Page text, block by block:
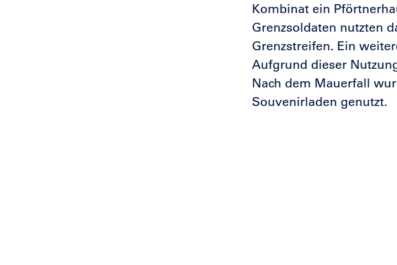
Kombinat ein
Grenzsoldaten nutzten
Grenzstreifen. Ein
Aufgrund dieser
Nach dem Mauerfall
Souvenirladen genutzt.